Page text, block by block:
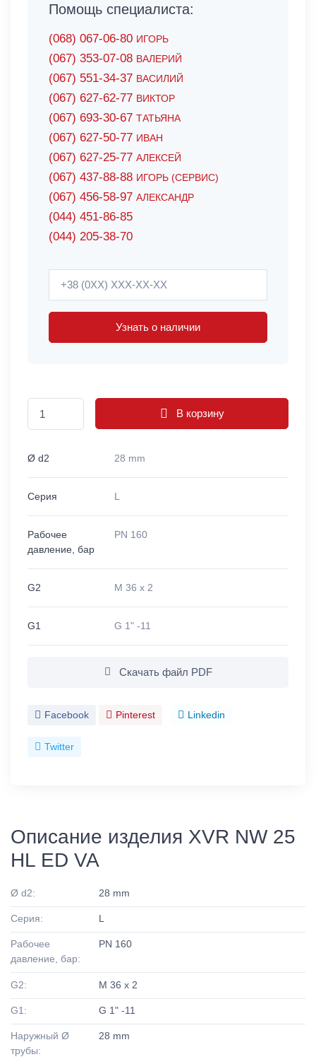
Помощь специалиста:
(068) 067-06-80 ИГОРЬ
(067) 353-07-08 ВАЛЕРИЙ
(067) 551-34-37 ВАСИЛИЙ
(067) 627-62-77 ВИКТОР
(067) 693-30-67 ТАТЬЯНА
(067) 627-50-77 ИВАН
(067) 627-25-77 АЛЕКСЕЙ
(067) 437-88-88 ИГОРЬ (СЕРВИС)
(067) 456-58-97 АЛЕКСАНДР
(044) 451-86-85
(044) 205-38-70
Узнать о наличии
В корзину
Ø d2 28 mm
Серия L
Рабочее
давление, бар
PN 160
G2 M 36 x 2
G1 G 1" -11
Скачать файл PDF
Facebook Pinterest Linkedin
Twitter
Описание изделия XVR NW 25
HL ED VA
Ø d2: 28 mm
Серия: L
Рабочее
давление, бар:
PN 160
G2: M 36 x 2
G1: G 1" -11
Наружный Ø
трубы:
28 mm